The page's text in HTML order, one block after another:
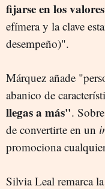
fijarse en los valores
efímera y la clave
desempeño)".
Márquez añade
abanico de
llegas a más".
de convertirte en un
promociona
Silvia Leal remarca